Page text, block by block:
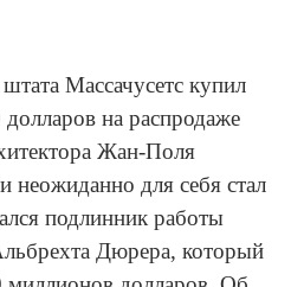
Массачусетс купил
долларов на распродаже
Жан-Поля
неожиданно для себя стал
подлинник работы
Дюрера, который